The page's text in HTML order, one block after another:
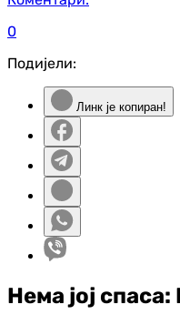
0
Подијели:
Линк је копиран!
Нема јој